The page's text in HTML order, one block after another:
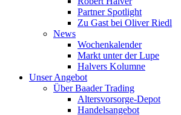
Partner Spotlight
Zu Gast bei Oliver Riedl
News
Wochenkalender
Markt unter der Lupe
Halvers Kolumne
Unser Angebot
Über Baader Trading
Altersvorsorge-Depot
Handelsangebot